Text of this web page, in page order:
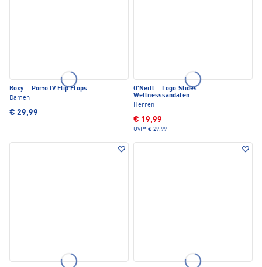
Roxy · Porto IV Flip Flops
Damen
€ 29,99
O'Neill · Logo Slides
Wellnesssandalen
Herren
€ 19,99
UVP* € 29,99